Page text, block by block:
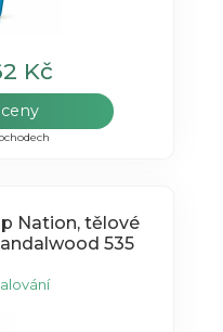
Kč
Nation, tělové
535